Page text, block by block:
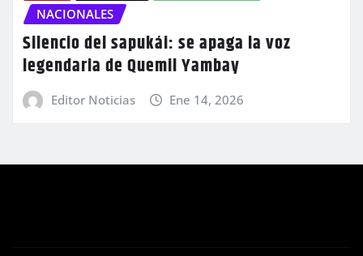
NACIONALES
Silencio del sapukái: se apaga la voz
legendaria de Quemil Yambay
Editor Noticias Ene 14, 2026